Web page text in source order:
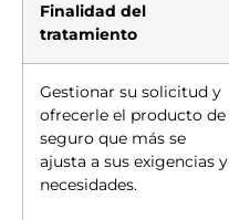
Finalidad del
tratamiento
Gestionar su solicitud y
ofrecerle el producto de
seguro que más se
ajusta a sus exigencias y
necesidades.